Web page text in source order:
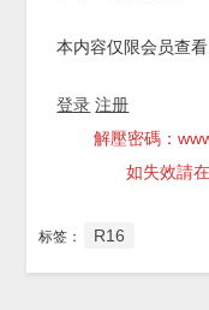
本内容仅限会员查
登录 注册
解壓密碼：
如失效請
标签： R16